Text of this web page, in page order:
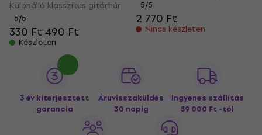
Különálló klasszikus gitárhúr
5/5
330 Ft490 Ft
Készleten
5/5
2 770 Ft
Nincs készleten
3 év kiterjesztett
garancia
Áruvisszaküldés
30 napig
Ingyenes szállítás
59 000 Ft -tól